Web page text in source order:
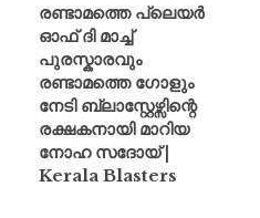
രണ്ടാമത്തെ പ്ലെയർ
ഓഫ് ദി മാച്ച്
പുരസ്കാരവും
രണ്ടാമത്തെ ഗോളും
നേടി ബ്ലാസ്റ്റേഴ്സിന്റെ
രക്ഷകനായി മാറിയ
നോഹ സദോയ് |
Kerala Blasters